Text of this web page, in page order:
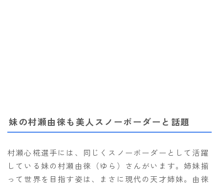
妹の村瀬由徠も美人スノーボーダーと話題
村瀬心椛選手には、同じくスノーボーダーとして活躍
している妹の村瀬由徠（ゆら）さんがいます。姉妹揃
って世界を目指す姿は、まさに現代の天才姉妹。由徠